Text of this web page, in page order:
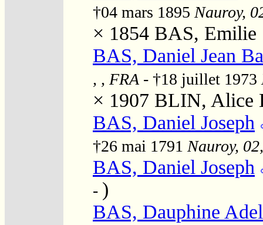
†04 mars 1895 Nauroy,
× 1854 BAS,
BAS, Daniel Jean
, , FRA - †18 juillet 1973
× 1907 BLIN, Alice
BAS, Daniel Joseph
†26 mai 1791 Nauroy,
BAS, Daniel Joseph
- )
BAS, Dauphine